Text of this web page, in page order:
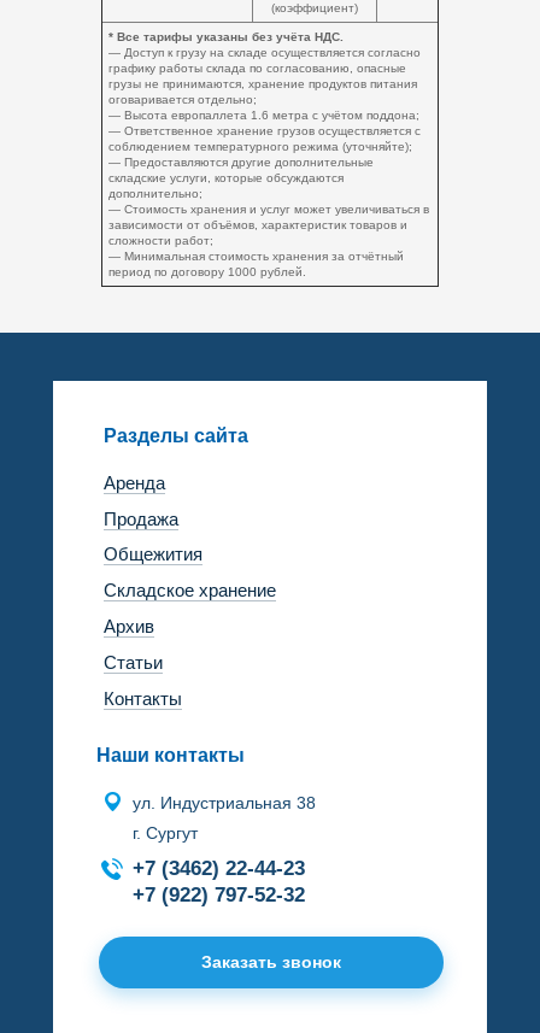
(коэффициент)
* Все тарифы указаны без учёта НДС.
— Доступ к грузу на складе осуществляется согласно
графику работы склада по согласованию, опасные
грузы не принимаются, хранение продуктов питания
оговаривается отдельно;
— Высота европаллета 1.6 метра с учётом поддона;
— Ответственное хранение грузов осуществляется с
соблюдением температурного режима (уточняйте);
— Предоставляются другие дополнительные
складские услуги, которые обсуждаются
дополнительно;
— Стоимость хранения и услуг может увеличиваться в
зависимости от объёмов, характеристик товаров и
сложности работ;
— Минимальная стоимость хранения за отчётный
период по договору 1000 рублей.
Разделы сайта
Аренда
Продажа
Общежития
Складское хранение
Архив
Статьи
Контакты
Наши контакты
ул. Индустриальная 38
г. Сургут
+7 (3462) 22-44-23
+7 (922) 797-52-32
Заказать звонок